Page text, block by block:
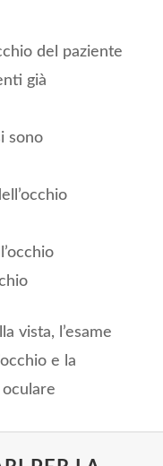
del paziente
già
sono
vista, l’esame
e la